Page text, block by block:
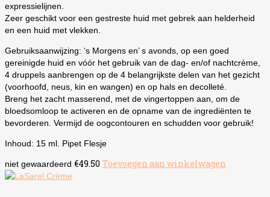
expressielijnen.
Zeer geschikt voor een gestreste huid met gebrek aan helderheid
en een huid met vlekken.
Gebruiksaanwijzing: ‘s Morgens en’ s avonds, op een goed
gereinigde huid en vóór het gebruik van de dag- en/of nachtcrème,
4 druppels aanbrengen op de 4 belangrijkste delen van het gezicht
(voorhoofd, neus, kin en wangen) en op hals en decolleté.
Breng het zacht masserend, met de vingertoppen aan, om de
bloedsomloop te activeren en de opname van de ingrediënten te
bevorderen. Vermijd de oogcontouren en schudden voor gebruik!
Inhoud: 15 ml. Pipet Flesje
niet gewaardeerd €49.50 Toevoegen aan winkelwagen